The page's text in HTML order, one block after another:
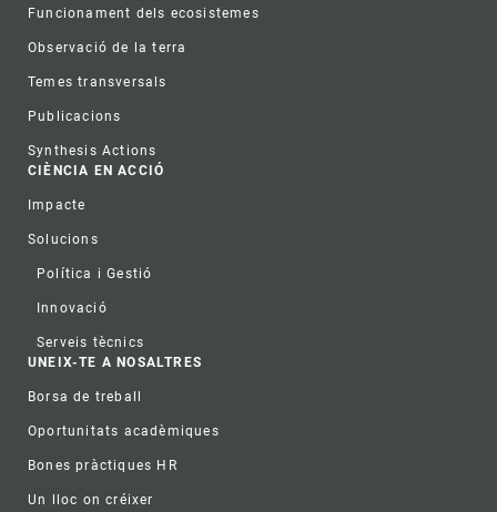
Funcionament dels ecosistemes
Observació de la terra
Temes transversals
Publicacions
Synthesis Actions
CIÈNCIA EN ACCIÓ
Impacte
Solucions
Política i Gestió
Innovació
Serveis tècnics
UNEIX-TE A NOSALTRES
Borsa de treball
Oportunitats acadèmiques
Bones pràctiques HR
Un lloc on créixer